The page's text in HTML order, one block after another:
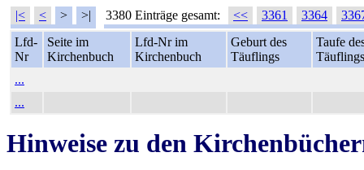
|< < > >| 3380 Einträge gesamt: << 3361 3364
Lfd-
Nr
Seite im
Kirchenbuch
Lfd-Nr im
Kirchenbuch
Geburt des
Täuflings
Taufe
Täuflings
...
...
Hinweise zu den